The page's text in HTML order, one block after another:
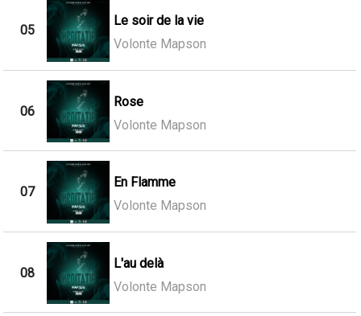
05
Le soir de la vie
Volonte Mapson
06
Rose
Volonte Mapson
07
En Flamme
Volonte Mapson
08
L'au delà
Volonte Mapson